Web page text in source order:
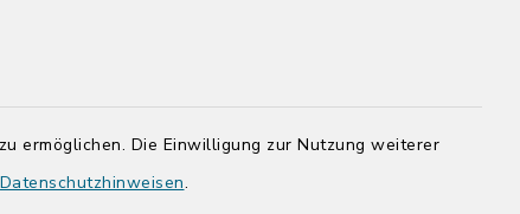
ermöglichen. Die Einwilligung zur Nutzung weiterer
Datenschutzhinweisen.